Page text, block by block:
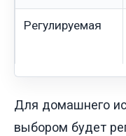
Регулируемая
Для домашнего
выбором будет